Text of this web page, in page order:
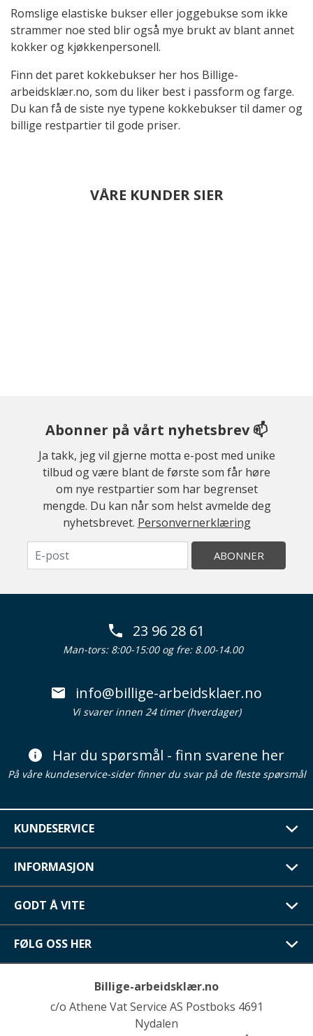
Romslige elastiske bukser eller joggebukse som ikke
strammer noe sted blir også mye brukt av blant annet
kokker og kjøkkenpersonell.
Finn det paret kokkebukser her hos Billige-
arbeidsklær.no, som du liker best i passform og farge.
Du kan få de siste nye typene kokkebukser til damer og
billige restpartier til gode priser.
VÅRE KUNDER SIER
Abonner på vårt nyhetsbrev 📫
Ja takk, jeg vil gjerne motta e-post med unike
tilbud og være blant de første som får høre
om nye restpartier som har begrenset
mengde. Du kan når som helst avmelde deg
nyhetsbrevet. Personvernerklæring
ABONNER
23 96 28 61
Man-tors: 8:00-15:00 og fre: 8.00-14.00
info@billige-arbeidsklaer.no
Vi svarer innen 24 timer (hverdager)
Har du spørsmål - finn svarene her
På våre kundeservice-sider finner du svar på de fleste spørsmål
KUNDESERVICE
INFORMASJON
GODT Å VITE
FØLG OSS HER
Billige-arbeidsklær.no
c/o Athene Vat Service AS Postboks 4691
Nydalen